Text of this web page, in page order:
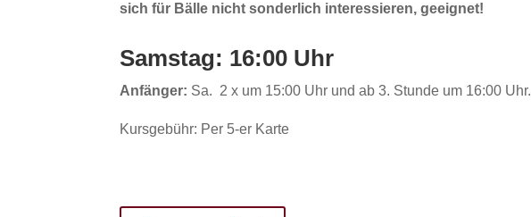
sich für Bälle nicht sonderlich interessieren, geeignet!
Samstag: 16:00 Uhr
Anfänger: Sa. 2 x um 15:00 Uhr und ab 3. Stunde um 16:00 Uhr.
Kursgebühr: Per 5-er Karte